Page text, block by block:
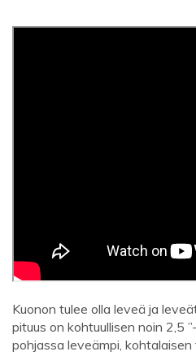
Kuonon tulee olla leveä ja
pituus on kohtuullisen noin 2,5
pohjassa leveämpi,